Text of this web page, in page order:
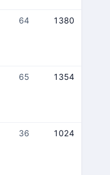
64 1380
65 1354
36 1024